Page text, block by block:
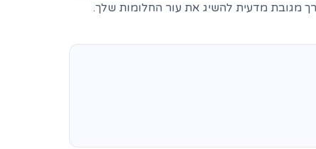
מגובת מדעית להשיג את עור החלומות שלך.